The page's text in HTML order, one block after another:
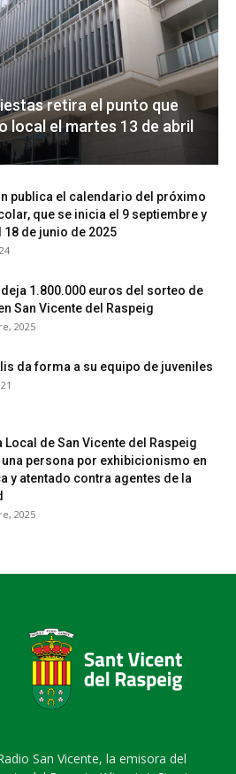
retira el punto que
local el martes 13 de abril
publica el calendario del próximo
que se inicia el 9 septiembre y
18 de junio de 2025
deja 1.800.000 euros del sorteo de
San Vicente del Raspeig
2025
da forma a su equipo de juveniles
Local de San Vicente del Raspeig
una persona por exhibicionismo en
y atentado contra agentes de la
2025
San Vicente, la emisora del